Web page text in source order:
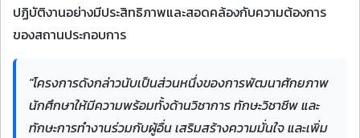
ปฏิบัติงานอย่างมีประสิทธิภาพและสอดคล้องกับความต้องการ
ของสถานประกอบการ
"โครงการดังกล่าวนับเป็นส่วนหนึ่งของการพัฒนาศักยภาพ
นักศึกษาให้มีความพร้อมทั้งด้านวิชาการ ทักษะวิชาชีพ และ
ทักษะการทำงานร่วมกับผู้อื่น เสริมสร้างความมั่นใจ และเพิ่ม